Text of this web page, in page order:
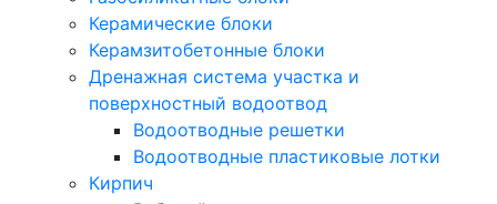
Керамические блоки
Керамзитобетонные блоки
Дренажная система участка и
поверхностный водоотвод
Водоотводные решетки
Водоотводные пластиковые лотки
Кирпич